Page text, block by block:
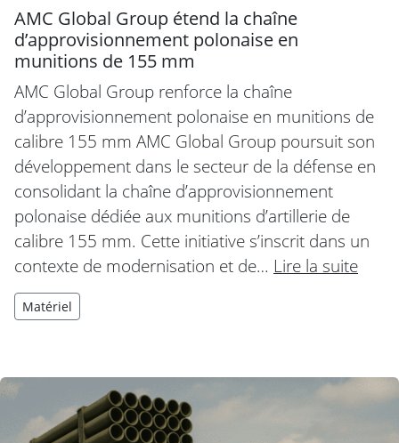
AMC Global Group étend la chaîne
d’approvisionnement polonaise en
munitions de 155 mm
AMC Global Group renforce la chaîne
d’approvisionnement polonaise en munitions de
calibre 155 mm AMC Global Group poursuit son
développement dans le secteur de la défense en
consolidant la chaîne d’approvisionnement
polonaise dédiée aux munitions d’artillerie de
calibre 155 mm. Cette initiative s’inscrit dans un
contexte de modernisation et de… Lire la suite
Matériel